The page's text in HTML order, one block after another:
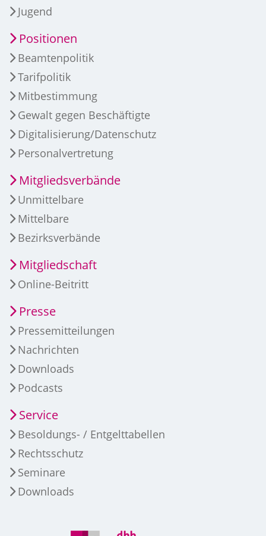
Jugend
Positionen
Beamtenpolitik
Tarifpolitik
Mitbestimmung
Gewalt gegen Beschäftigte
Digitalisierung/Datenschutz
Personalvertretung
Mitgliedsverbände
Unmittelbare
Mittelbare
Bezirksverbände
Mitgliedschaft
Online-Beitritt
Presse
Pressemitteilungen
Nachrichten
Downloads
Podcasts
Service
Besoldungs- / Entgelttabellen
Rechtsschutz
Seminare
Downloads